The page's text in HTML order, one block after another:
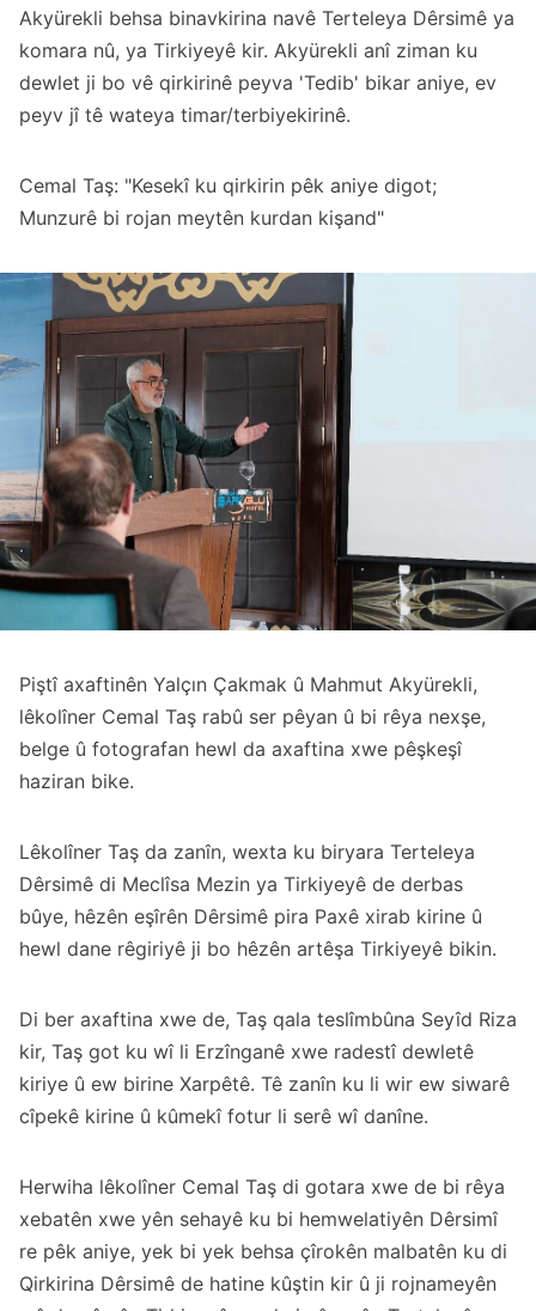
Akyürekli behsa binavkirina navê Terteleya Dêrsimê ya
komara nû, ya Tirkiyeyê kir. Akyürekli anî ziman ku
dewlet ji bo vê qirkirinê peyva 'Tedib' bikar aniye, ev
peyv jî tê wateya timar/terbiyekirinê.
Cemal Taş: "Kesekî ku qirkirin pêk aniye digot;
Munzurê bi rojan meytên kurdan kişand"
Piştî axaftinên Yalçın Çakmak û Mahmut Akyürekli,
lêkolîner Cemal Taş rabû ser pêyan û bi rêya nexşe,
belge û fotografan hewl da axaftina xwe pêşkeşî
haziran bike.
Lêkolîner Taş da zanîn, wexta ku biryara Terteleya
Dêrsimê di Meclîsa Mezin ya Tirkiyeyê de derbas
bûye, hêzên eşîrên Dêrsimê pira Paxê xirab kirine û
hewl dane rêgiriyê ji bo hêzên artêşa Tirkiyeyê bikin.
Di ber axaftina xwe de, Taş qala teslîmbûna Seyîd Riza
kir, Taş got ku wî li Erzînganê xwe radestî dewletê
kiriye û ew birine Xarpêtê. Tê zanîn ku li wir ew siwarê
cîpekê kirine û kûmekî fotur li serê wî danîne.
Herwiha lêkolîner Cemal Taş di gotara xwe de bi rêya
xebatên xwe yên sehayê ku bi hemwelatiyên Dêrsimî
re pêk aniye, yek bi yek behsa çîrokên malbatên ku di
Qirkirina Dêrsimê de hatine kûştin kir û ji rojnameyên